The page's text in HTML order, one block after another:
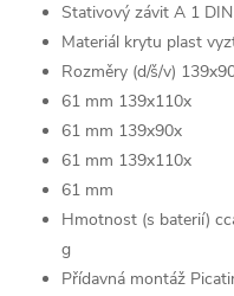
Stativový závit A 1
Materiál krytu plast
Rozměry (d/š/v)
61 mm 139x110x
61 mm 139x90x
61 mm 139x110x
61 mm
Hmotnost (s baterií)
g
Přídavná montáž